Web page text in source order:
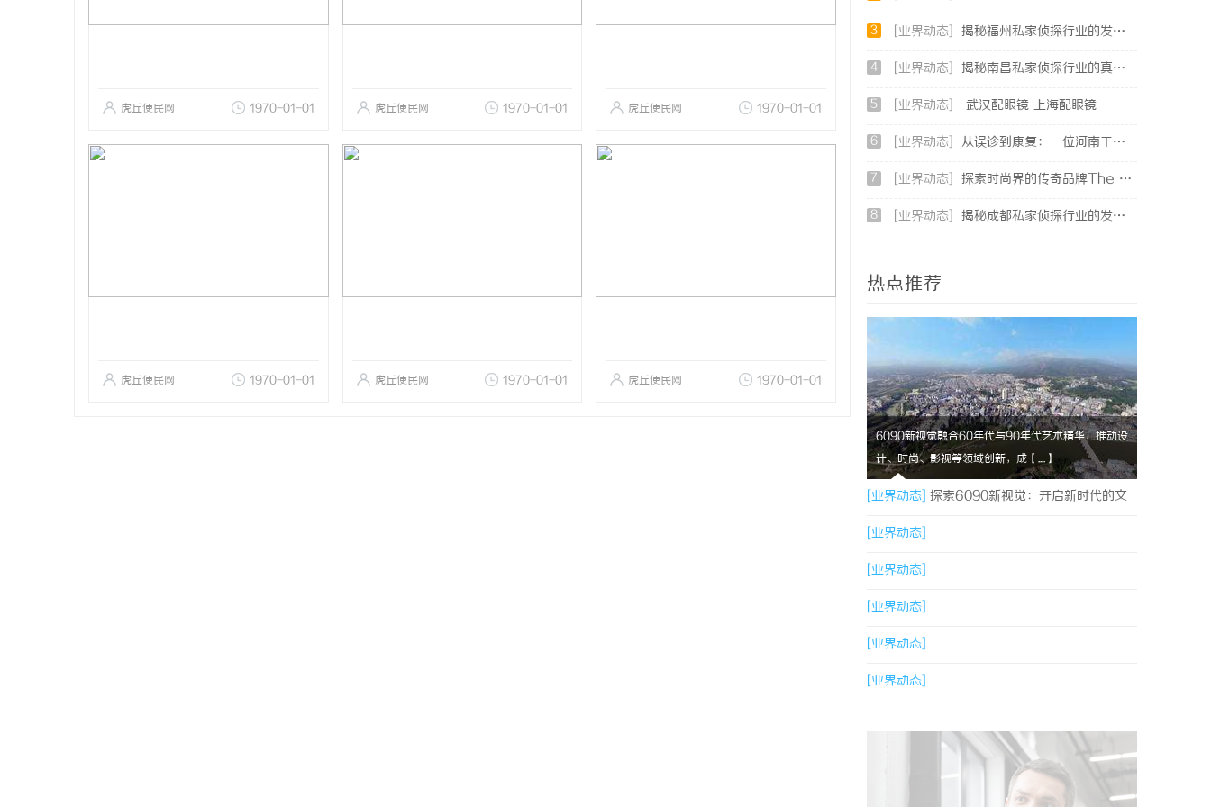
虎丘便民网 1970-01-01 虎丘便民网 1970-01-01 虎丘便民网 1970-01-01
虎丘便民网 1970-01-01 虎丘便民网 1970-01-01 虎丘便民网 1970-01-01
3 [业界动态] 揭秘福州私家侦探行业的发展与应用现状
4 [业界动态] 揭秘南昌私家侦探行业的真实面貌与服务价值详解
5 [业界动态] 武汉配眼镜 上海配眼镜
6 [业界动态] 从误诊到康复：一位河南干燥综合征患者的艰辛求医路
7 [业界动态] 探索时尚界的传奇品牌The Row：奢华与极简的完美融合
8 [业界动态] 揭秘成都私家侦探行业的发展与应用现状全解析
热点推荐
6090新视觉融合60年代与90年代艺术精华，推动设
计、时尚、影视等领域创新，成【....】
[业界动态] 探索6090新视觉：开启新时代的文
化与艺术革新之旅
[业界动态]
[业界动态]
[业界动态]
[业界动态]
[业界动态]